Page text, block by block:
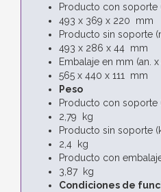
Producto con soporte
493 x 369 x 220 mm
Producto sin soporte
493 x 286 x 44 mm
Embalaje en mm (an.
565 x 440 x 111 mm
Peso
Producto con soporte
2,79 kg
Producto sin soporte
2,4 kg
Producto con
3,87 kg
Condiciones de